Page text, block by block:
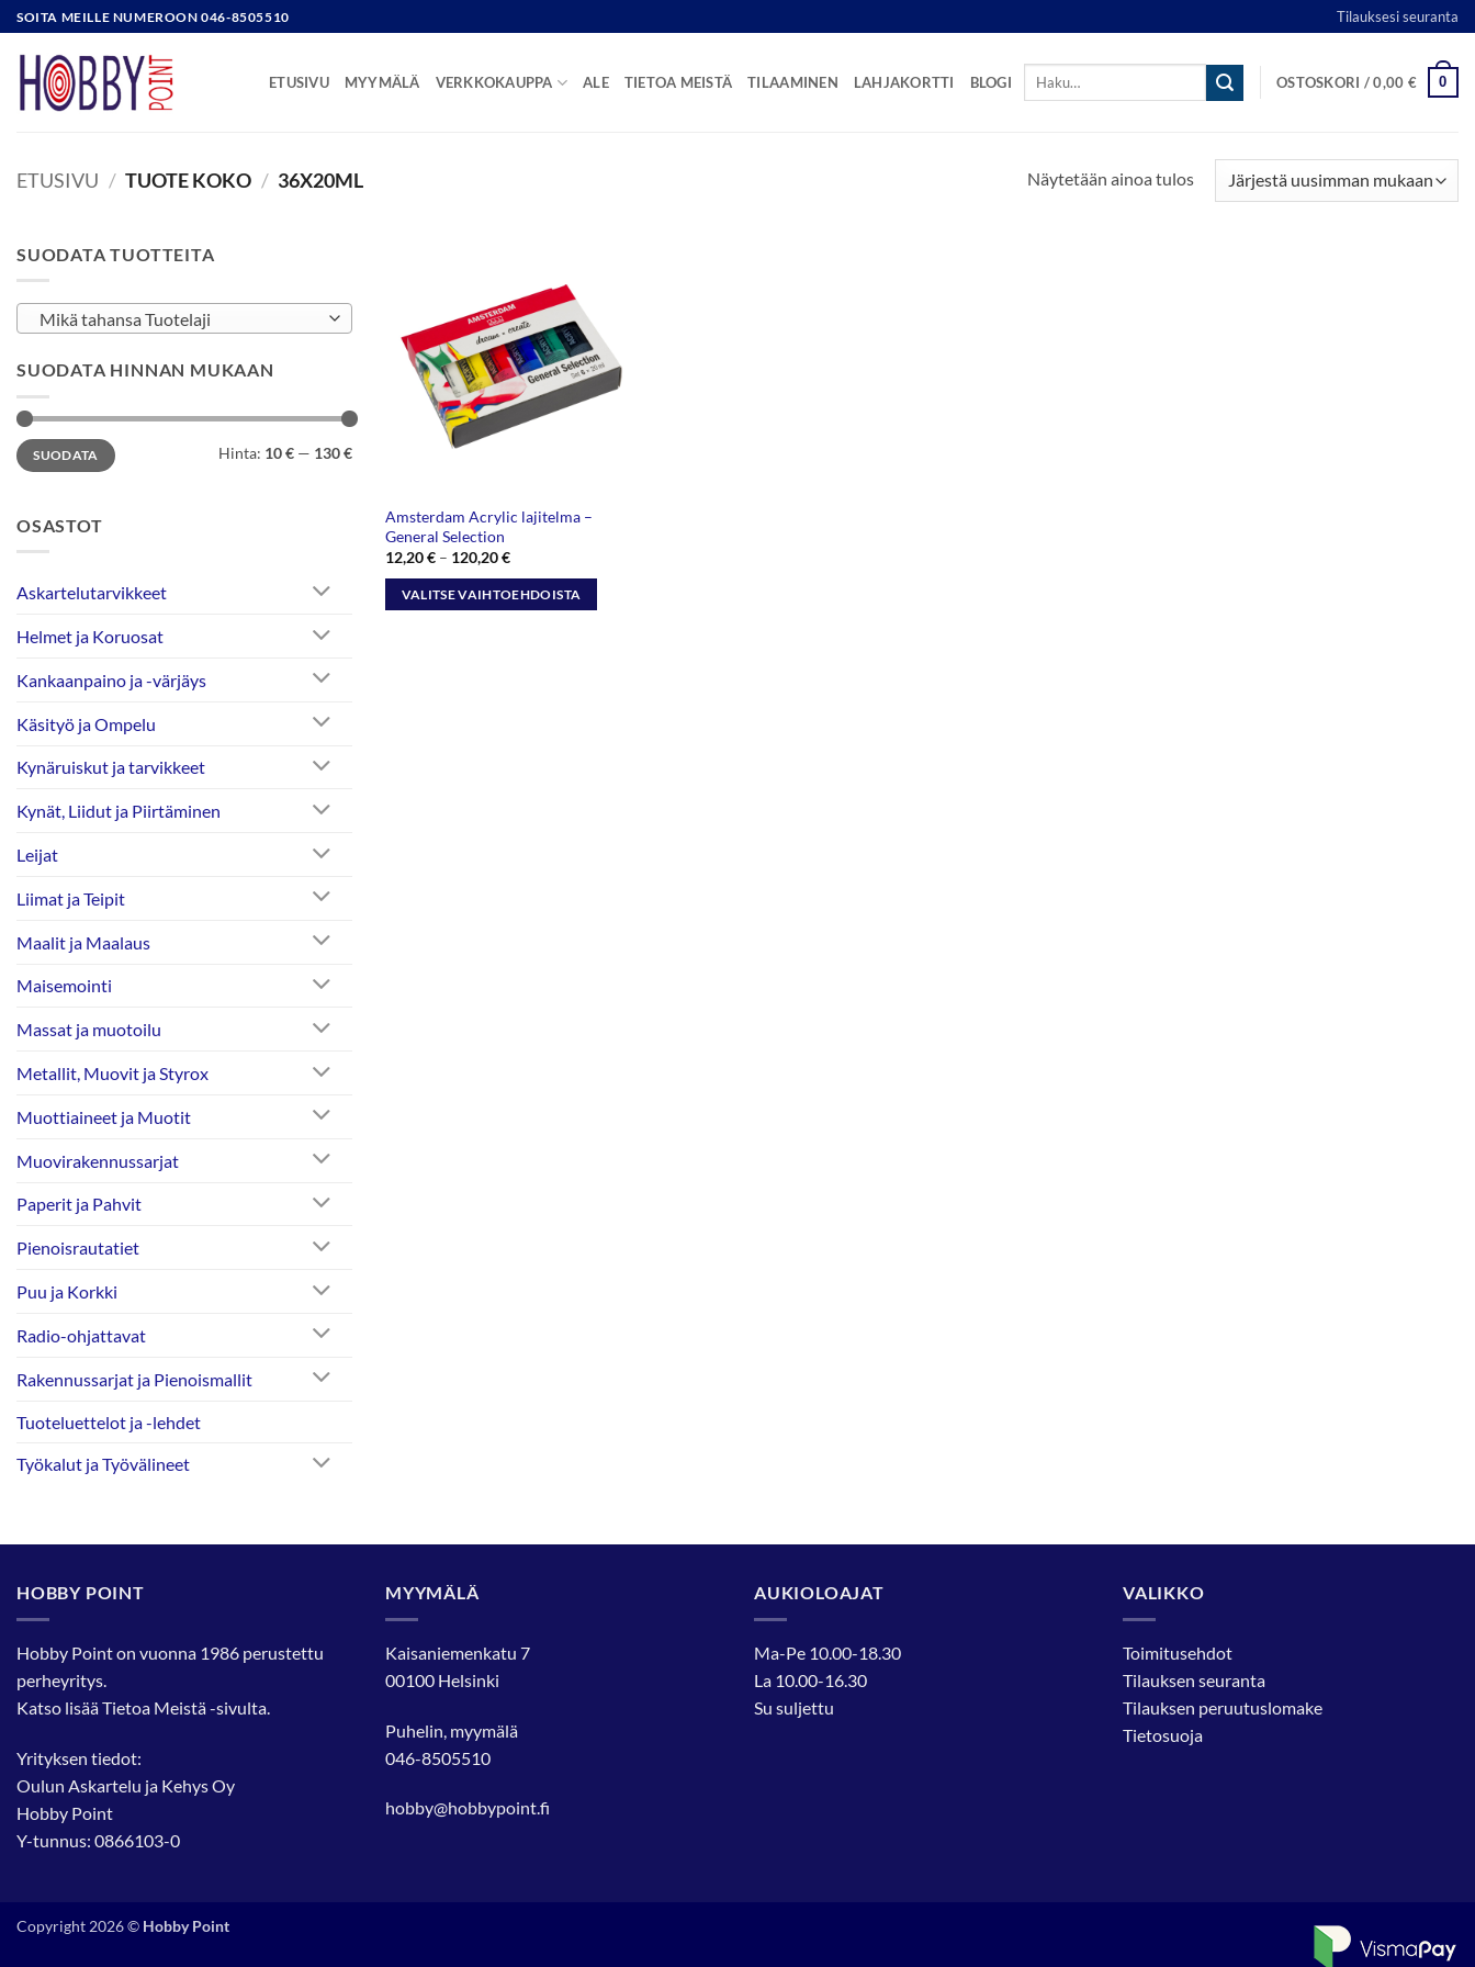
Skip
to
content
SOITA MEILLE NUMEROON 046-8505510 Tilauksesi seuranta
ETUSIVU MYYMÄLÄ VERKKOKAUPPA ALE TIETOA MEISTÄ TILAAMINEN LAHJAKORTTI BLOGI
Etsi:
OSTOSKORI /0,00 € 0
ETUSIVU / TUOTE KOKO / 36X20ML Näytetään ainoa tulos
SUODATA TUOTTEITA
Mikä tahansa Tuotelaji
SUODATA HINNAN MUKAAN
Minimihinta
Maksimihinta
SUODATA Hinta: 10 € — 130 €
OSASTOT
Askartelutarvikkeet
Helmet ja Koruosat
Kankaanpaino ja -värjäys
Käsityö ja Ompelu
Kynäruiskut ja tarvikkeet
Kynät, Liidut ja Piirtäminen
Leijat
Liimat ja Teipit
Maalit ja Maalaus
Maisemointi
Massat ja muotoilu
Metallit, Muovit ja Styrox
Muottiaineet ja Muotit
Muovirakennussarjat
Paperit ja Pahvit
Pienoisrautatiet
Puu ja Korkki
Radio-ohjattavat
Rakennussarjat ja Pienoismallit
Tuoteluettelot ja -lehdet
Työkalut ja Työvälineet
Amsterdam Acrylic lajitelma –
General Selection
12,20€ – 120,20€Hintaluokka:
-
120,20 €
VALITSE VAIHTOEHDOISTA
HOBBY POINT
Hobby Point on vuonna 1986 perustettu
perheyritys.
Katso lisääTietoa Meistä-sivulta.
Yrityksen tiedot:
Oulun Askartelu ja Kehys Oy
Hobby Point
Y-tunnus: 0866103-0
MYYMÄLÄ
Kaisaniemenkatu 7
00100 Helsinki
Puhelin, myymälä
046-8505510
hobby@hobbypoint.fi
AUKIOLOAJAT
Ma-Pe 10.00-18.30
La 10.00-16.30
Su suljettu
VALIKKO
Toimitusehdot
Tilauksen seuranta
Tilauksen peruutuslomake
Tietosuoja
Copyright 2026 © Hobby Point